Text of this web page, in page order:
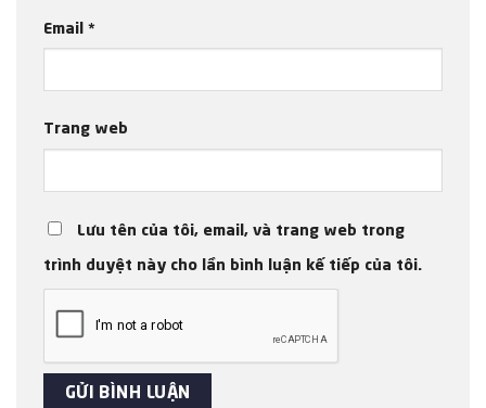
Email *
Trang web
Lưu tên của tôi, email, và trang web trong
trình duyệt này cho lần bình luận kế tiếp của tôi.